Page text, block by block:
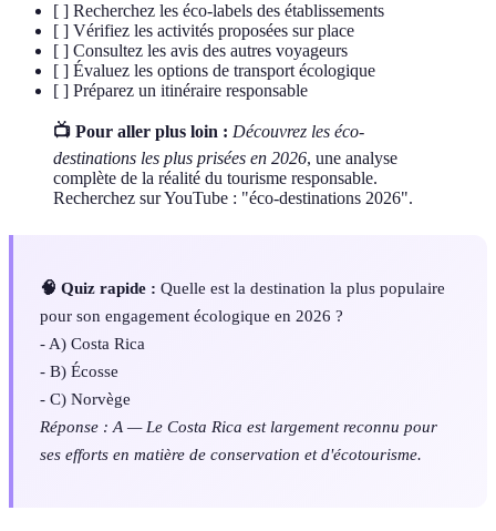
[ ] Recherchez les éco-labels des établissements
[ ] Vérifiez les activités proposées sur place
[ ] Consultez les avis des autres voyageurs
[ ] Évaluez les options de transport écologique
[ ] Préparez un itinéraire responsable
📺 Pour aller plus loin : Découvrez les éco-
destinations les plus prisées en 2026, une analyse
complète de la réalité du tourisme responsable.
Recherchez sur YouTube : "éco-destinations 2026".
🧠 Quiz rapide : Quelle est la destination la plus populaire
pour son engagement écologique en 2026 ?
- A) Costa Rica
- B) Écosse
- C) Norvège
Réponse : A — Le Costa Rica est largement reconnu pour
ses efforts en matière de conservation et d'écotourisme.